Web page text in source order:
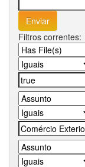
Filtros correntes: